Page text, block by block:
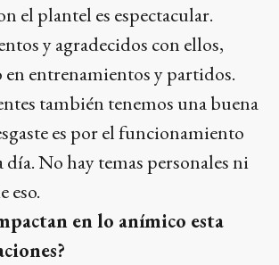
el plantel es espectacular.
y agradecidos con ellos,
entrenamientos y partidos.
también tenemos una buena
es por el funcionamiento
día. No hay temas personales ni
eso.
en lo anímico esta